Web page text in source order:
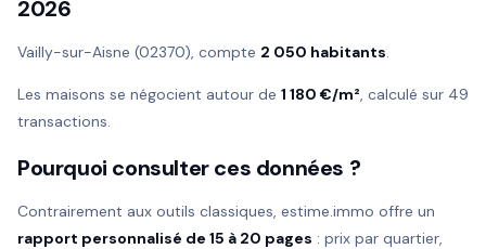
2026
Vailly-sur-Aisne (02370), compte 2 050 habitants.
Les maisons se négocient autour de 1 180 €/m², calculé sur 49
transactions.
Pourquoi consulter ces données ?
Contrairement aux outils classiques, estime.immo offre un
rapport personnalisé de 15 à 20 pages : prix par quartier,